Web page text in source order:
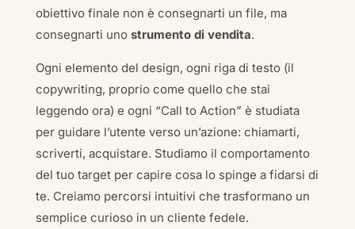
obiettivo finale non è consegnarti un file, ma
consegnarti uno strumento di vendita.
Ogni elemento del design, ogni riga di testo (il
copywriting, proprio come quello che stai
leggendo ora) e ogni “Call to Action” è studiata
per guidare l’utente verso un’azione: chiamarti,
scriverti, acquistare. Studiamo il comportamento
del tuo target per capire cosa lo spinge a fidarsi di
te. Creiamo percorsi intuitivi che trasformano un
semplice curioso in un cliente fedele.